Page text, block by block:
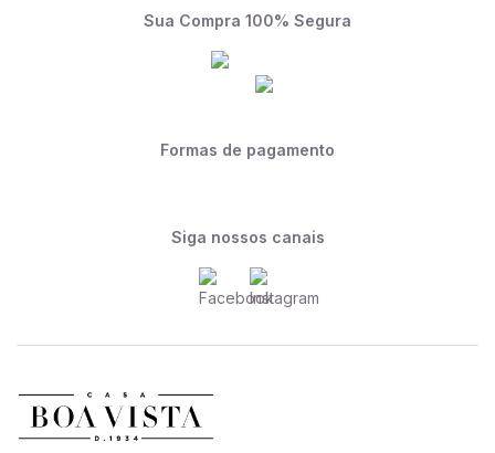
Sua Compra 100% Segura
Formas de pagamento
Siga nossos canais